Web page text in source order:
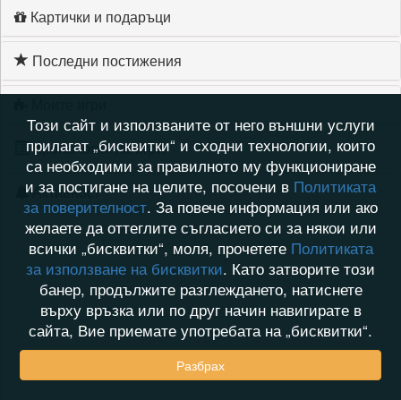
Картички и подаръци
Последни постижения
Хронология на игри
Активност
Този сайт и използваните от него външни услуги
прилагат „бисквитки“ и сходни технологии, които
са необходими за правилното му функциониране
и за постигане на целите, посочени в Политиката
за поверителност. За повече информация или ако
желаете да оттеглите съгласието си за някои или
всички „бисквитки“, моля, прочетете Политиката
за използване на бисквитки. Като затворите този
банер, продължите разглеждането, натиснете
върху връзка или по друг начин навигирате в
сайта, Вие приемате употребата на „бисквитки“.
Разбрах